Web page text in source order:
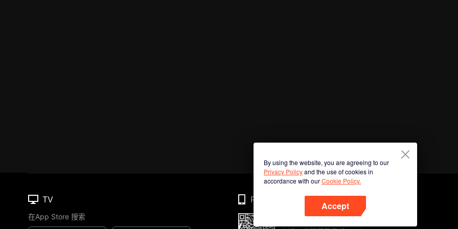
By using the website, you are agreeing to our
Privacy Policyand the use of cookies in
accordance with ourCookie Policy.
Accept
TV
在App Store 搜索
Phone